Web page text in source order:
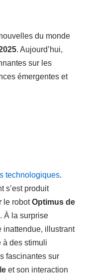
du monde
. Aujourd’hui,
sur les
émergentes et
technologiques.
s’est produit
le robotOptimus de
À la surprise
inattendue, illustrant
à des stimuli
fascinantes sur
et son interaction